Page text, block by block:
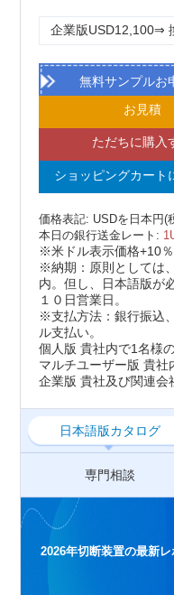
企業版USD12,100⇒
無料サンプルお
お見積
ただちに購入
ショッピングカート
価格表記: USDを日本円(
本日の銀行送金レート:
※米ドル表示価格+10％
※納期：原則としては
内。但し、日本語版が
１０日営業日。
※支払方法：銀行振込
ル支払い。
個人版 貴社内で1名様
マルチユーザー版 貴社
企業版 貴社及び関連会
日本語版カタログ
専門相談
2026年切断装置の最新